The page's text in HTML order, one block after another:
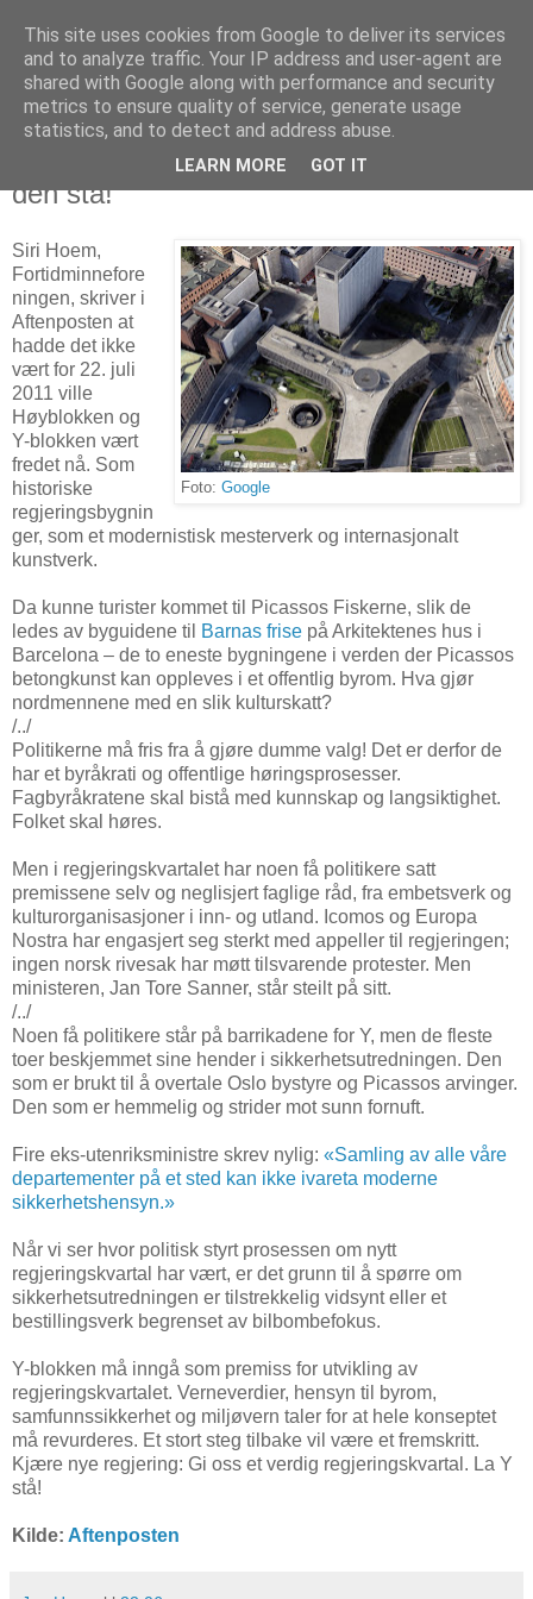
Arkitektur & Miljøteknologi
25 september 2017
Y-blokken sto støtt etter bomben. La
den stå!
Foto: Google
Siri Hoem,
Fortidminnefore
ningen, skriver i
Aftenposten at
hadde det ikke
vært for 22. juli
2011 ville
Høyblokken og
Y-blokken vært
fredet nå. Som
historiske
regjeringsbygnin
ger, som et modernistisk mesterverk og internasjonalt
kunstverk.
Da kunne turister kommet til Picassos Fiskerne, slik de
ledes av byguidene til
Barnas frise på Arkitektenes hus i
Barcelona – de to eneste bygningene i verden der Picassos
betongkunst kan oppleves i et offentlig byrom. Hva gjør
nordmennene med en slik kulturskatt?
/../
Politikerne må fris fra å gjøre dumme valg! Det er derfor de
har et byråkrati og offentlige høringsprosesser.
Fagbyråkratene skal bistå med kunnskap og langsiktighet.
Folket skal høres.
Men i regjeringskvartalet har noen få politikere satt
premissene selv og neglisjert faglige råd, fra embetsverk og
kulturorganisasjoner i inn- og utland. Icomos og Europa
Nostra har engasjert seg sterkt med appeller til regjeringen;
ingen norsk rivesak har møtt tilsvarende protester. Men
ministeren, Jan Tore Sanner, står steilt på sitt.
/../
Noen få politikere står på barrikadene for Y, men de fleste
toer beskjemmet sine hender i sikkerhetsutredningen. Den
som er brukt til å overtale Oslo bystyre og Picassos arvinger.
Den som er hemmelig og strider mot sunn fornuft.
Fire eks-utenriksministre skrev nylig: «Samling av alle våre
departementer på et sted kan ikke ivareta moderne
sikkerhetshensyn.»
Når vi ser hvor politisk styrt prosessen om nytt
regjeringskvartal har vært, er det grunn til å spørre om
sikkerhetsutredningen er tilstrekkelig vidsynt eller et
bestillingsverk begrenset av bilbombefokus.
Y-blokken må inngå som premiss for utvikling av
regjeringskvartalet. Verneverdier, hensyn til byrom,
samfunnssikkerhet og miljøvern taler for at hele konseptet
må revurderes. Et stort steg tilbake vil være et fremskritt.
Kjære nye regjering: Gi oss et verdig regjeringskvartal. La Y
stå!
Kilde: Aftenposten
This site uses cookies from Google to deliver its services
and to analyze traffic. Your IP address and user-agent are
shared with Google along with performance and security
metrics to ensure quality of service, generate usage
statistics, and to detect and address abuse.
LEARN MORE GOT IT